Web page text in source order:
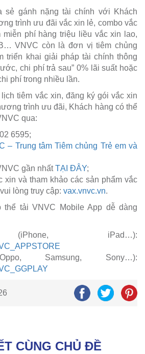
sẻ gánh nặng tài chính với Khách
trình ưu đãi vắc xin lẻ, combo vắc
miễn phí hàng triệu liều vắc xin lao,
VNVC còn là đơn vị tiêm chủng
triển khai giải pháp tài chính thông
chi phí trả sau” 0% lãi suất hoặc
phí trong nhiều lần.
tiêm vắc xin, đăng ký gói vắc xin
trình ưu đãi, Khách hàng có thể
qua:
6595;
– Trung tâm Tiêm chủng Trẻ em và
gần nhấtTẠI ĐÂY;
xin và tham khảo các sản phẩm vắc
lòng truy cập: vax.vnvc.vn.
thể tải VNVC Mobile App dễ dàng
iPad…):
Samsung, Sony…):
CÙNG CHỦ ĐỀ